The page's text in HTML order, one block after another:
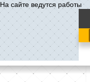
На сайте ведутся работы